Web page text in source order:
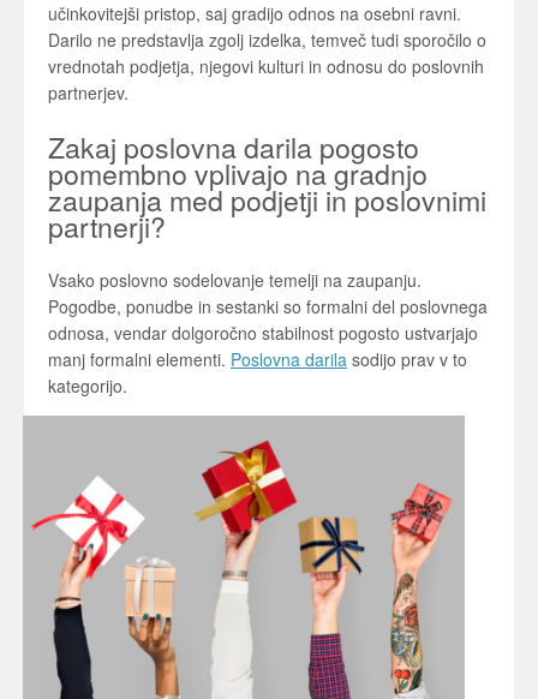
učinkovitejši pristop, saj gradijo odnos na osebni ravni.
Darilo ne predstavlja zgolj izdelka, temveč tudi sporočilo o
vrednotah podjetja, njegovi kulturi in odnosu do poslovnih
partnerjev.
Zakaj poslovna darila pogosto
pomembno vplivajo na gradnjo
zaupanja med podjetji in poslovnimi
partnerji?
Vsako poslovno sodelovanje temelji na zaupanju.
Pogodbe, ponudbe in sestanki so formalni del poslovnega
odnosa, vendar dolgoročno stabilnost pogosto ustvarjajo
manj formalni elementi. Poslovna darila sodijo prav v to
kategorijo.